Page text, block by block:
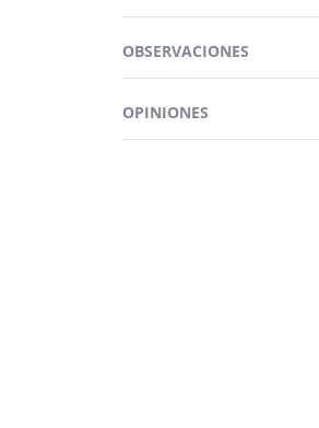
OBSERVACIONES
OPINIONES